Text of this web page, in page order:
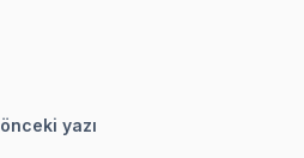
önceki yazı